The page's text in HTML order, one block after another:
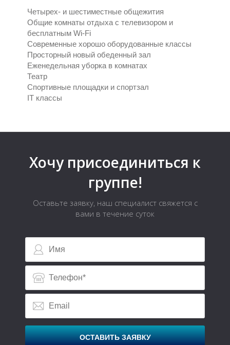
Четырех- и шестиместные общежития
Общие комнаты отдыха с телевизором и
бесплатным Wi-Fi
Современные хорошо оборудованные классы
Просторный новый обеденный зал
Еженедельная уборка в комнатах
Театр
Спортивные площадки и спортзал
IT классы
Хочу присоединиться к
группе!
Оставьте заявку, наш специалист свяжется с
вами в течение суток
ОСТАВИТЬ ЗАЯВКУ